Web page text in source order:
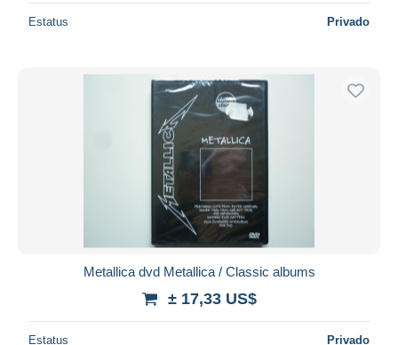
Estatus Privado
Metallica dvd Metallica / Classic albums
± 17,33 US$
Estatus Privado